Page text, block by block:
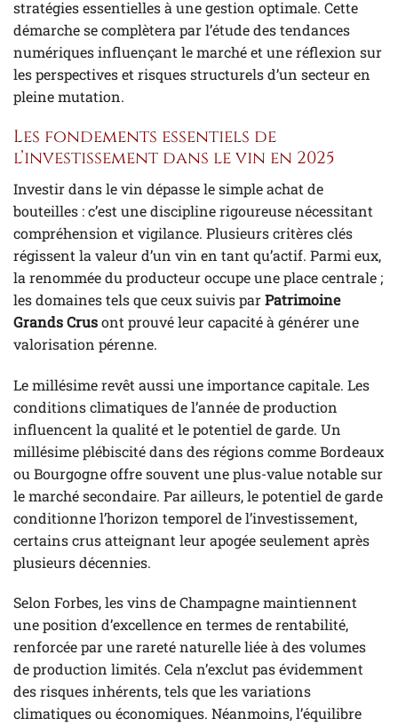
stratégies essentielles à une gestion optimale. Cette
démarche se complètera par l’étude des tendances
numériques influençant le marché et une réflexion sur
les perspectives et risques structurels d’un secteur en
pleine mutation.
Les fondements essentiels de
l’investissement dans le vin en 2025
Investir dans le vin dépasse le simple achat de
bouteilles : c’est une discipline rigoureuse nécessitant
compréhension et vigilance. Plusieurs critères clés
régissent la valeur d’un vin en tant qu’actif. Parmi eux,
la renommée du producteur occupe une place centrale ;
les domaines tels que ceux suivis parPatrimoine
Grands Crusont prouvé leur capacité à générer une
valorisation pérenne.
Le millésime revêt aussi une importance capitale. Les
conditions climatiques de l’année de production
influencent la qualité et le potentiel de garde. Un
millésime plébiscité dans des régions comme Bordeaux
ou Bourgogne offre souvent une plus-value notable sur
le marché secondaire. Par ailleurs, le potentiel de garde
conditionne l’horizon temporel de l’investissement,
certains crus atteignant leur apogée seulement après
plusieurs décennies.
Selon Forbes, les vins de Champagne maintiennent
une position d’excellence en termes de rentabilité,
renforcée par une rareté naturelle liée à des volumes
de production limités. Cela n’exclut pas évidemment
des risques inhérents, tels que les variations
climatiques ou économiques. Néanmoins, l’équilibre